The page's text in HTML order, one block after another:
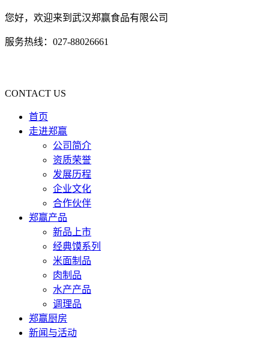
您好，欢迎来到武汉郑赢食品有限公司
服务热线：027-88026661
CONTACT US
首页
走进郑赢
公司简介
资质荣誉
发展历程
企业文化
合作伙伴
郑赢产品
新品上市
经典馍系列
米面制品
肉制品
水产产品
调理品
郑赢厨房
新闻与活动